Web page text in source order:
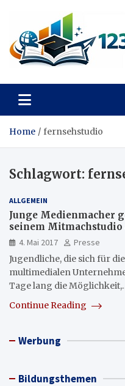
content
123Bildung
Home fernsehstudio
Schlagwort:
ALLGEMEIN
Junge Medienmacher
seinem Mitmachstudio
4. Mai 2017
Presse
Jugendliche, die sich für
multimedialen
Tage lang die
Continue Reading
Werbung
Bildungsthemen